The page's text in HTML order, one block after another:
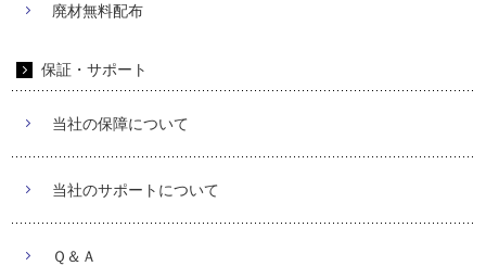
廃材無料配布
保証・サポート
当社の保障について
当社のサポートについて
Ｑ＆Ａ